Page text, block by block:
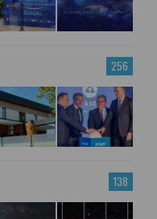
256
138